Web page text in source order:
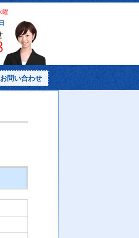
お問い合わせ